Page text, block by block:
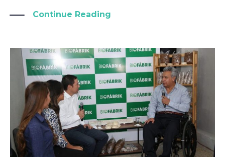
Continue Reading